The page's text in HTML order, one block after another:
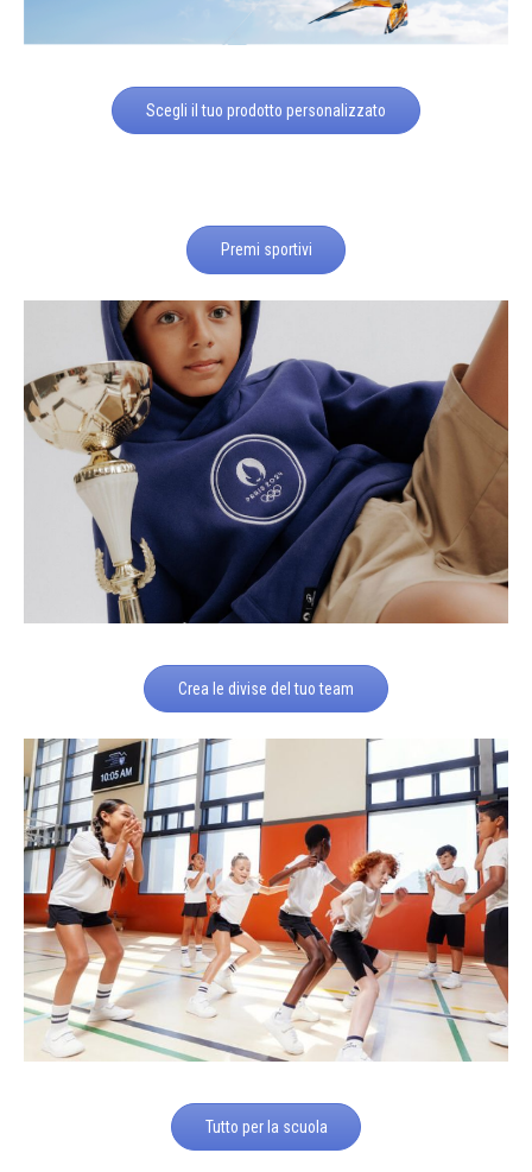
Scegli il tuo prodotto personalizzato
Premi sportivi
Crea le divise del tuo team
Tutto per la scuola